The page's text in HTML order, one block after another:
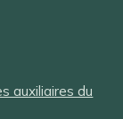
auxiliaires du